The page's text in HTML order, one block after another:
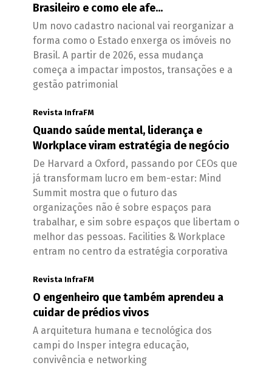
Brasileiro e como ele afe...
Um novo cadastro nacional vai reorganizar a
forma como o Estado enxerga os imóveis no
Brasil. A partir de 2026, essa mudança
começa a impactar impostos, transações e a
gestão patrimonial
Revista InfraFM
Quando saúde mental, liderança e
Workplace viram estratégia de negócio
De Harvard a Oxford, passando por CEOs que
já transformam lucro em bem-estar: Mind
Summit mostra que o futuro das
organizações não é sobre espaços para
trabalhar, e sim sobre espaços que libertam o
melhor das pessoas. Facilities & Workplace
entram no centro da estratégia corporativa
Revista InfraFM
O engenheiro que também aprendeu a
cuidar de prédios vivos
A arquitetura humana e tecnológica dos
campi do Insper integra educação,
convivência e networking